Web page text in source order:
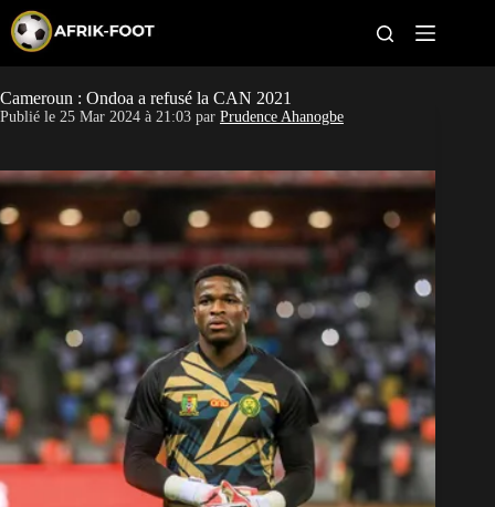
p
o
c
n
t
e
n
CAN féminine
Pays
Clubs
Classement
Paris sportifs
Cameroun : Ondoa a refusé la CAN 2021
Publié le 25 Mar 2024 à 21:03 par Prudence Ahanogbe